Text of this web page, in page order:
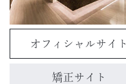
オフィシャルサイト
矯正サイト